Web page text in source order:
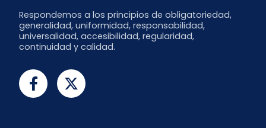
Respondemos a los principios de obligatoriedad,
generalidad, uniformidad, responsabilidad,
universalidad, accesibilidad, regularidad,
continuidad y calidad.